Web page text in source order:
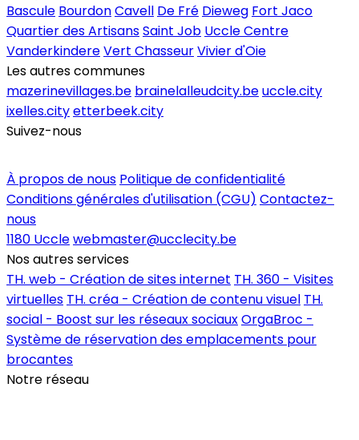
Bascule BourdonCavell De Fré Dieweg Fort Jaco
Quartier des ArtisansSaint Job Uccle Centre
VanderkindereVert ChasseurVivier d'Oie
Les autres communes
mazerinevillages.be brainelalleudcity.beuccle.city
ixelles.cityetterbeek.city
Suivez-nous
À propos de nous Politique de confidentialité
Conditions générales d'utilisation (CGU) Contactez-
nous
1180 Ucclewebmaster@ucclecity.be
Nos autres services
TH. web - Création de sites internet TH. 360 - Visites
virtuelles TH. créa - Création de contenu visuel TH.
social - Boost sur les réseaux sociauxOrgaBroc -
Système de réservation des emplacements pour
brocantes
Notre réseau